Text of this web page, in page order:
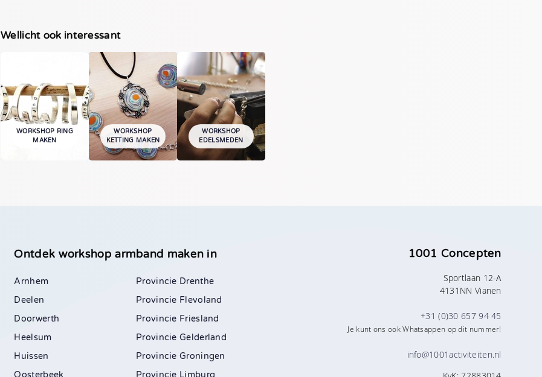
Wellicht ook interessant
WORKSHOP RING
MAKEN
WORKSHOP
KETTING MAKEN
WORKSHOP
EDELSMEDEN
Ontdek workshop armband maken in
Arnhem
Deelen
Doorwerth
Heelsum
Huissen
Oosterbeek
Drenthe
Flevoland
Friesland
Gelderland
Groningen
Limburg
1001 Concepten
Sportlaan 12-A
4131NN Vianen
+31 (0)30 657 94 45
Je kunt ons ook Whatsappen op dit nummer!
info@1001activiteiten.nl